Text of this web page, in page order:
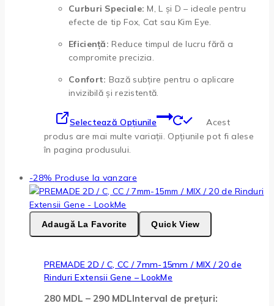
Curburi Speciale: M, L și D – ideale pentru
efecte de tip Fox, Cat sau Kim Eye.
Eficiență: Reduce timpul de lucru fără a
compromite precizia.
Confort: Bază subțire pentru o aplicare
invizibilă și rezistentă.
Selectează Opțiunile
Acest
produs are mai multe variații. Opțiunile pot fi alese
în pagina produsului.
-28% Produse la vanzare
Adaugă La Favorite Quick View
PREMADE 2D / C, CC / 7mm-15mm / MIX / 20 de
Rinduri Extensii Gene – LookMe
280 MDL – 290 MDLInterval de prețuri: